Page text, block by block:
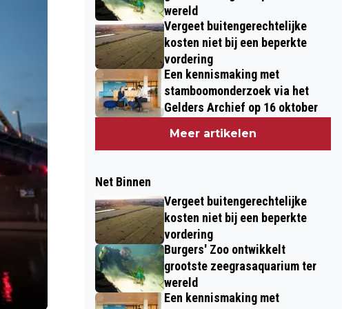
wereld
Vergeet buitengerechtelijke
kosten niet bij een beperkte
vordering
Een kennismaking met
stamboomonderzoek via het
Gelders Archief op 16 oktober
Meer artikelen
Net Binnen
Vergeet buitengerechtelijke
kosten niet bij een beperkte
vordering
Burgers' Zoo ontwikkelt
grootste zeegrasaquarium ter
wereld
Een kennismaking met